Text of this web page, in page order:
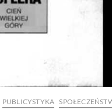
PUBLICYSTYKA